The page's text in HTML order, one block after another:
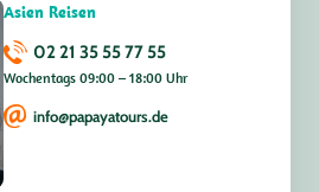
Asien Reisen
02 21 35 55 77 55
Wochentags 09:00 – 18:00 Uhr
info@papayatours.de